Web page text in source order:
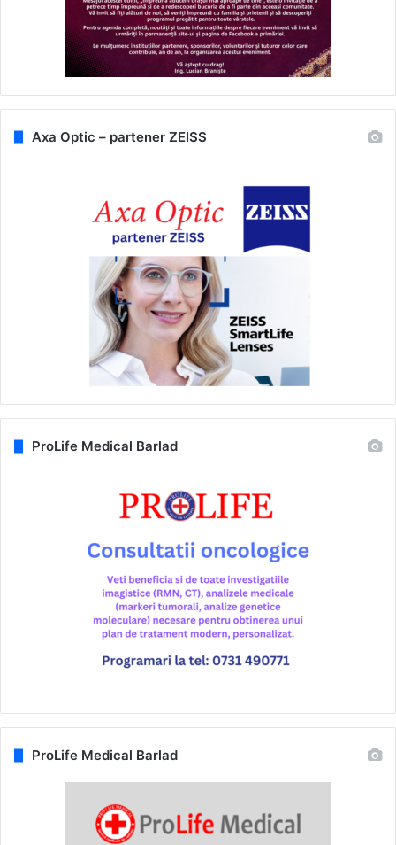
Axa Optic – partener ZEISS
ProLife Medical Barlad
ProLife Medical Barlad